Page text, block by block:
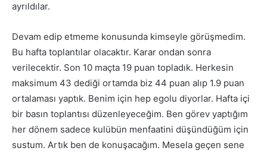
ayrıldılar.
Devam edip etmeme konusunda kimseyle görüşmedim.
Bu hafta toplantılar olacaktır. Karar ondan sonra
verilecektir. Son 10 maçta 19 puan topladık. Herkesin
maksimum 43 dediği ortamda biz 44 puan alıp 1.9 puan
ortalaması yaptık. Benim için hep egolu diyorlar. Hafta içi
bir basın toplantısı düzenleyeceğim. Ben görev yaptığım
her dönem sadece kulübün menfaatini düşündüğüm için
sustum. Artık ben de konuşacağım. Mesela geçen sene